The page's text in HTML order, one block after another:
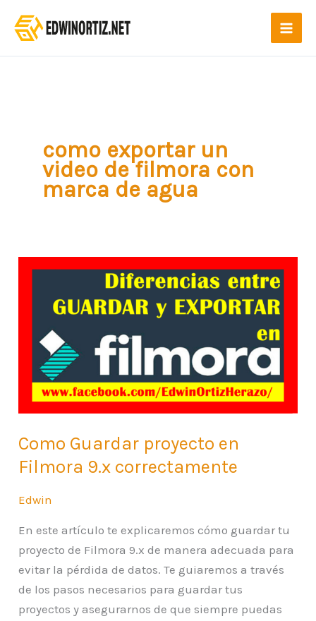
como exportar un
video de filmora con
marca de agua
Como Guardar proyecto en
Filmora 9.x correctamente
Edwin
En este artículo te explicaremos cómo guardar tu
proyecto de Filmora 9.x de manera adecuada para
evitar la pérdida de datos. Te guiaremos a través
de los pasos necesarios para guardar tus
proyectos y asegurarnos de que siempre puedas
Como
proyecto
Filmora
correctamente